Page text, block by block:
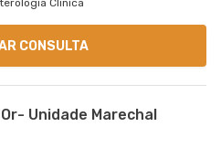
Clinica
CONSULTA
Unidade Marechal